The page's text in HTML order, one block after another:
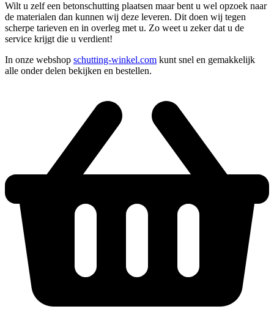
Wilt u zelf een betonschutting plaatsen maar bent u wel opzoek naar
de materialen dan kunnen wij deze leveren. Dit doen wij tegen
scherpe tarieven en in overleg met u. Zo weet u zeker dat u de
service krijgt die u verdient!
In onze webshop schutting-winkel.com kunt snel en gemakkelijk
alle onder delen bekijken en bestellen.